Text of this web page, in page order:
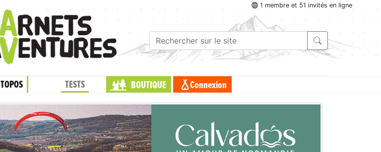
1 membre et 51 invités en ligne
TOPOS TESTS BOUTIQUE Connexion